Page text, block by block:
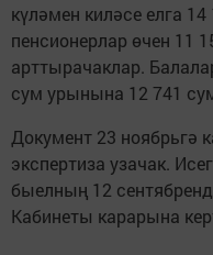
күләмен киләсе елга
пенсионерлар өчен 11
арттырачаклар.
сум урынына 12 741
Документ 23 ноябрьгә
экспертиза узачак.
быелның 12
Кабинеты карарына